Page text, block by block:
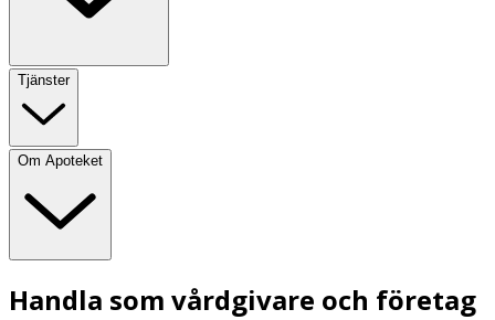
Tjänster
Om Apoteket
Handla som vårdgivare och företag